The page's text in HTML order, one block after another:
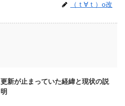
（ｔ∀ｔ）o改
更新が止まっていた経緯と現状の説
明